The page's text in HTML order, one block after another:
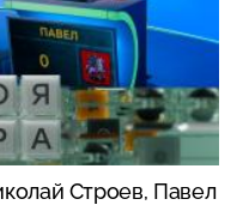
Строев, Павел